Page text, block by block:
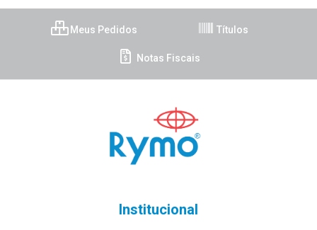
Meus Pedidos Títulos
Notas Fiscais
Institucional